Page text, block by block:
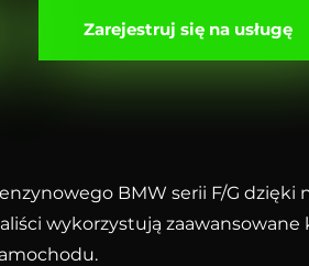
Zarejestruj się na usługę
BMW serii F/G
wykorzystują